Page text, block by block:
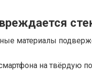
материалы
на твёрдую